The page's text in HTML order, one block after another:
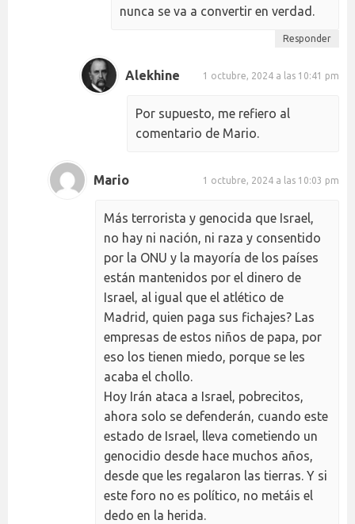
nunca se va a convertir en verdad.
Responder
Alekhine 1 octubre, 2024 a las 10:41 pm
Por supuesto, me refiero al
comentario de Mario.
Mario 1 octubre, 2024 a las 10:03 pm
Más terrorista y genocida que Israel,
no hay ni nación, ni raza y consentido
por la ONU y la mayoría de los países
están mantenidos por el dinero de
Israel, al igual que el atlético de
Madrid, quien paga sus fichajes? Las
empresas de estos niños de papa, por
eso los tienen miedo, porque se les
acaba el chollo.
Hoy Irán ataca a Israel, pobrecitos,
ahora solo se defenderán, cuando este
estado de Israel, lleva cometiendo un
genocidio desde hace muchos años,
desde que les regalaron las tierras. Y si
este foro no es político, no metáis el
dedo en la herida.